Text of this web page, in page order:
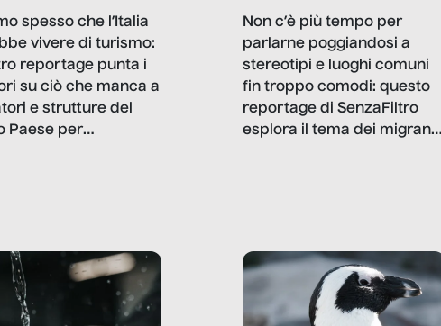
spesso che l’Italia
vivere di turismo:
reportage punta i
su ciò che manca a
e strutture del
Paese per
Non c’è più tempo per
parlarne poggiandosi a
stereotipi e luoghi comuni
fin troppo comodi: questo
reportage di SenzaFiltro
esplora il tema dei migranti
ripensano.